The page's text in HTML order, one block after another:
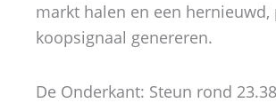
markt halen en een hernieuwd,
koopsignaal genereren.
De Onderkant: Steun rond